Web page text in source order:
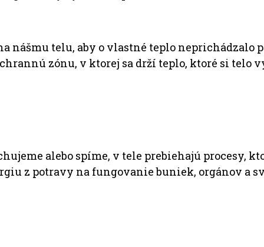
nášmu telu, aby o vlastné teplo
zónu, v ktorej sa drží teplo, ktoré si telo
alebo spíme, v tele prebiehajú procesy,
z potravy na fungovanie buniek, orgánov a